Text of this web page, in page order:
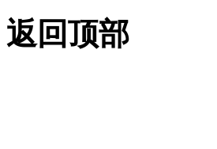
返回顶部